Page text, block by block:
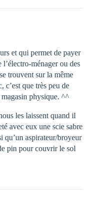
et qui permet de payer
l’électro-ménager ou des
trouvent sur la même
c’est que très peu de
physique. ^^
les laissent quand il
avec eux une scie sabre
qu’un aspirateur/broyeur
pin pour couvrir le sol